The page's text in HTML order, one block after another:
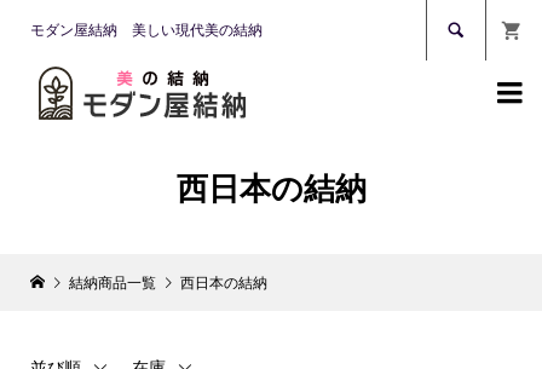
モダン屋結納 美しい現代美の結納 

西日本の結納
結納商品一覧 西日本の結納